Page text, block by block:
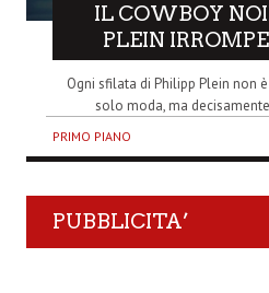
IL COWBOY
PLEIN
Ogni sfilata di Philipp Plein non
solo moda, ma
PRIMO PIANO
PUBBLICITA’